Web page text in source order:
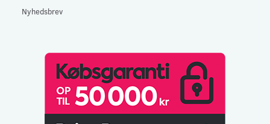
Nyhedsbrev